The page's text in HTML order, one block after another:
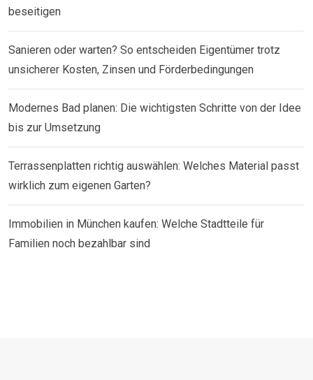
beseitigen
Sanieren oder warten? So entscheiden Eigentümer trotz
unsicherer Kosten, Zinsen und Förderbedingungen
Modernes Bad planen: Die wichtigsten Schritte von der Idee
bis zur Umsetzung
Terrassenplatten richtig auswählen: Welches Material passt
wirklich zum eigenen Garten?
Immobilien in München kaufen: Welche Stadtteile für
Familien noch bezahlbar sind